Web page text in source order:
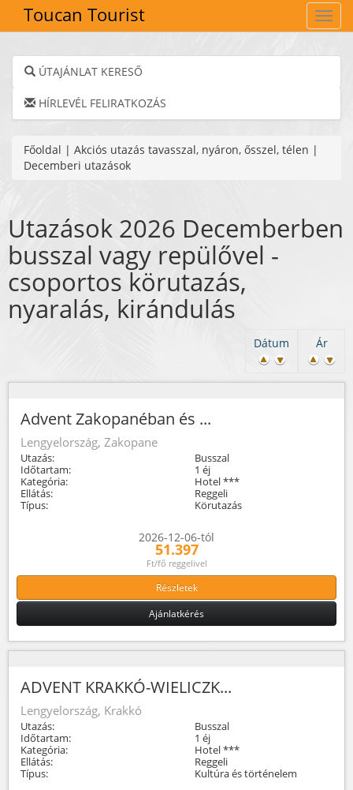
Toucan Tourist
ÚTAJÁNLAT KERESŐ
HÍRLEVÉL FELIRATKOZÁS
Főoldal | Akciós utazás tavasszal, nyáron, ősszel, télen |
Decemberi utazások
Utazások 2026 Decemberben
busszal vagy repülővel -
csoportos körutazás,
nyaralás, kirándulás
Ár
Dátum
Advent Zakopanéban és ...
Lengyelország, Zakopane
Utazás:
Busszal
Időtartam:
1 éj
Kategória:
Hotel ***
Ellátás:
Reggeli
Típus:
Körutazás
2026-12-06-tól
51.397
Ft/fő reggelivel
Részletek
Ajánlatkérés
ADVENT KRAKKÓ-WIELICZK...
Lengyelország, Krakkó
Utazás:
Busszal
Időtartam:
1 éj
Kategória:
Hotel ***
Ellátás:
Reggeli
Típus:
Kultúra és történelem